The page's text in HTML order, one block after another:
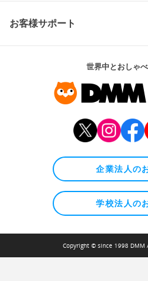
お客様サポート
世界中とおしゃ
企業法人の
学校法人の
Copyright © since 1998 DMM